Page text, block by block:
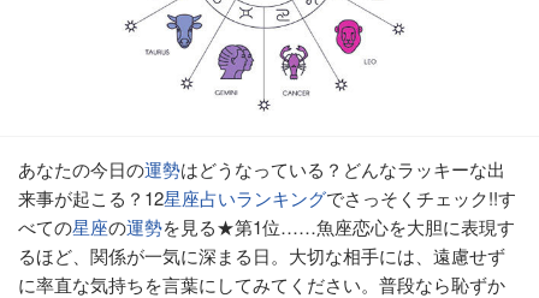
あなたの今日の運勢はどうなっている？どんなラッキーな出
来事が起こる？12星座占いランキングでさっそくチェック!!す
べての星座の運勢を見る★第1位……魚座恋心を大胆に表現す
るほど、関係が一気に深まる日。大切な相手には、遠慮せず
に率直な気持ちを言葉にしてみてください。普段なら恥ずか